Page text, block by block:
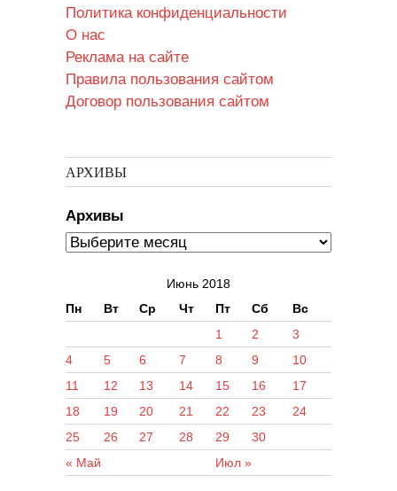
Политика конфиденциальности
О нас
Реклама на сайте
Правила пользования сайтом
Договор пользования сайтом
АРХИВЫ
Архивы
Июнь 2018
Пн
Вт Ср Чт Пт Сб Вс
« Май Июл »
1 2
3
4
5 6 7 8 9
10
11
12 13 14 15 16
17
18
19 20 21 22 23
24
25
26 27 28 29 30